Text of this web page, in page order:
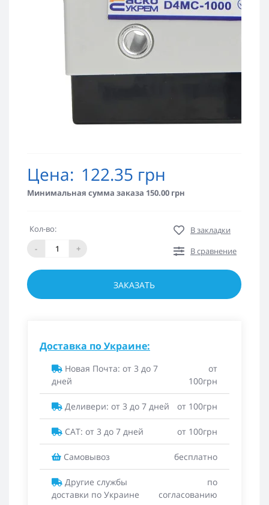
Цена: 122.35 грн
Минимальная сумма заказа 150.00 грн
Кол-во:
-
+
В закладки
В сравнение
ЗАКАЗАТЬ
Доставка по Украине:
Новая Почта: от 3 до 7
дней
от
100грн
Деливери: от 3 до 7 дней от 100грн
САТ: от 3 до 7 дней от 100грн
Самовывоз бесплатно
Другие службы
доставки по Украине
по
согласованию